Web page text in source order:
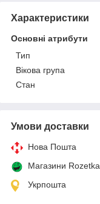
Характеристики
Основні атрибути
Тип
Вікова група
Стан
Умови доставки
Нова Пошта
Магазини Rozetka
Укрпошта